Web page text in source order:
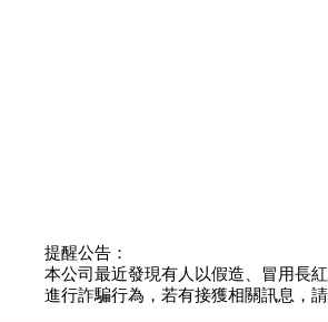
報相關資
格斯科技*:公告更正
115/05/12重訊內容(停
提醒公告：
本公司最近發現有人以假造、冒用長
進行詐騙行為，若有接獲相關訊息，